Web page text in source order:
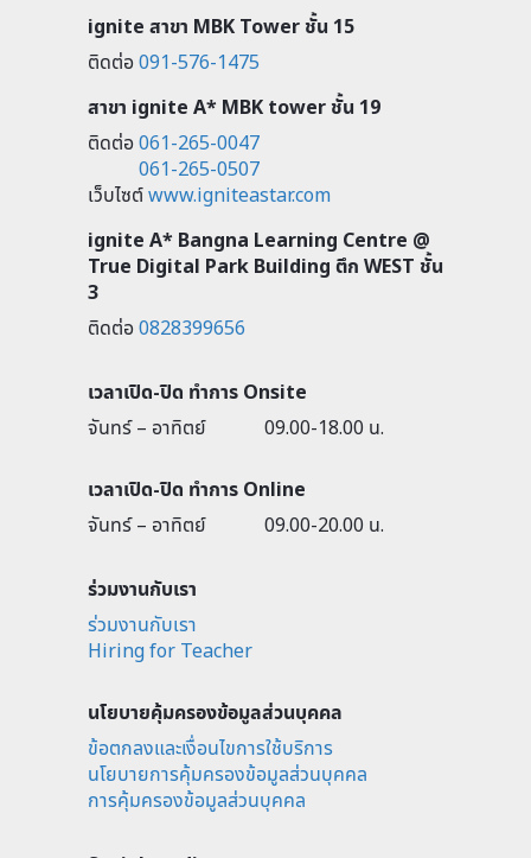
ignite สาขา MBK Tower ชั้น 15
ติดต่อ091-576-1475
สาขา ignite A* MBK tower ชั้น 19
ติดต่อ061-265-0047
061-265-0507
เว็บไซต์www.igniteastar.com
ignite A* Bangna Learning Centre @
True Digital Park Building ตึก WEST ชั้น
3
ติดต่อ0828399656
เวลาเปิด-ปิด ทำการ Onsite
จันทร์ – อาทิตย์
09.00-18.00 น.
เวลาเปิด-ปิด ทำการ Online
จันทร์ – อาทิตย์
09.00-20.00 น.
ร่วมงานกับเรา
ร่วมงานกับเรา
Hiring for Teacher
นโยบายคุ้มครองข้อมูลส่วนบุคคล
ข้อตกลงและเงื่อนไขการใช้บริการ
นโยบายการคุ้มครองข้อมูลส่วนบุคคล
การคุ้มครองข้อมูลส่วนบุคคล